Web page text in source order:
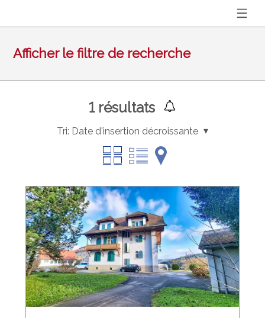
Afficher le filtre de recherche
1résultats
Tri: Date d'insertion décroissante